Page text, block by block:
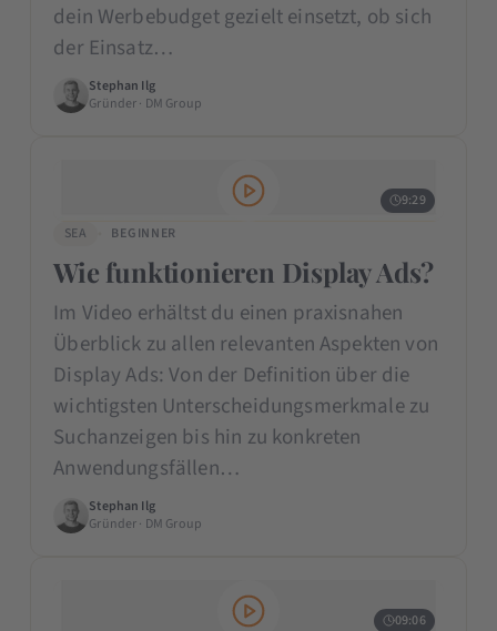
dein Werbebudget gezielt einsetzt, ob sich
der Einsatz…
Stephan Ilg
Gründer · DM Group
9:29
SEA
BEGINNER
Wie funktionieren Display Ads?
Im Video erhältst du einen praxisnahen
Überblick zu allen relevanten Aspekten von
Display Ads: Von der Definition über die
wichtigsten Unterscheidungsmerkmale zu
Suchanzeigen bis hin zu konkreten
Anwendungsfällen…
Stephan Ilg
Gründer · DM Group
09:06